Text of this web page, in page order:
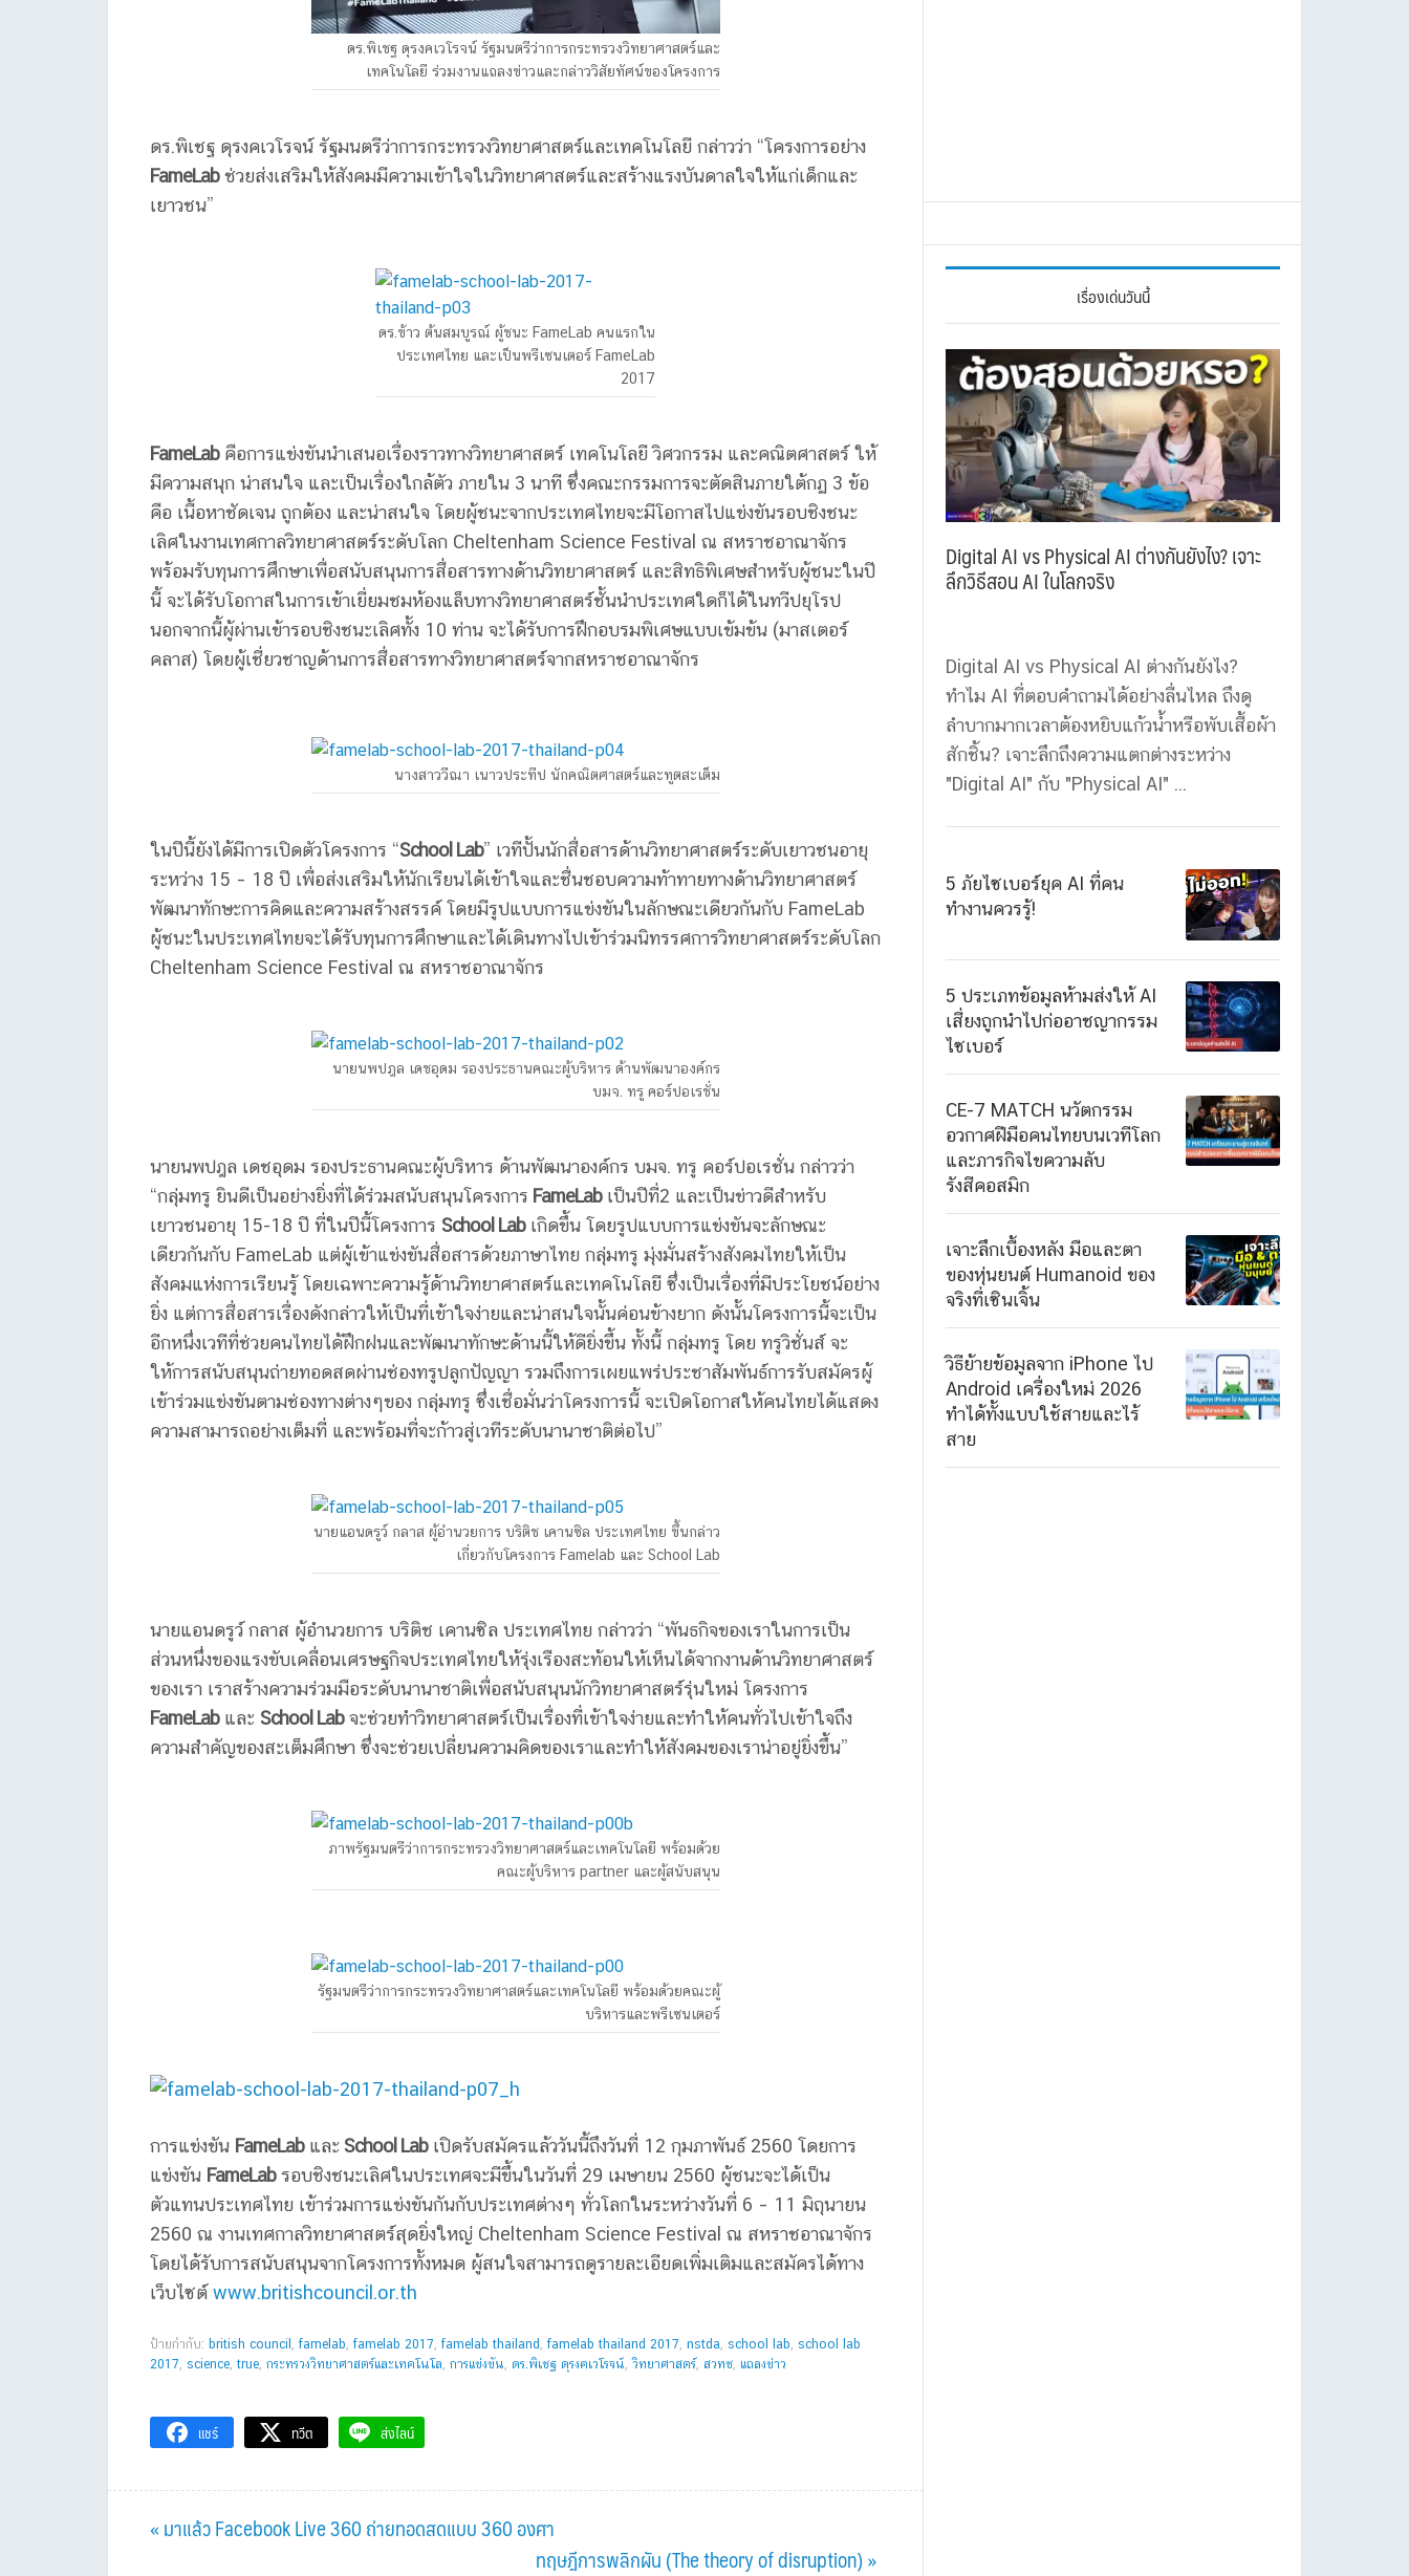
ดร.พิเชฐ ดุรงคเวโรจน์ รัฐมนตรีว่าการกระทรวงวิทยาศาสตร์และ
เทคโนโลยี ร่วมงานแถลงข่าวและกล่าววิสัยทัศน์ของโครงการ
ดร.พิเชฐ ดุรงคเวโรจน์ รัฐมนตรีว่าการกระทรวงวิทยาศาสตร์และเทคโนโลยี กล่าวว่า “โครงการอย่าง
FameLabช่วยส่งเสริมให้สังคมมีความเข้าใจในวิทยาศาสตร์และสร้างแรงบันดาลใจให้แก่เด็กและ
เยาวชน”
ดร.ข้าว ต้นสมบูรณ์ ผู้ชนะ FameLab คนแรกใน
ประเทศไทย และเป็นพรีเซนเตอร์ FameLab
2017
FameLabคือการแข่งขันนำเสนอเรื่องราวทางวิทยาศาสตร์ เทคโนโลยี วิศวกรรม และคณิตศาสตร์ ให้
มีความสนุก น่าสนใจ และเป็นเรื่องใกล้ตัว ภายใน 3 นาที ซึ่งคณะกรรมการจะตัดสินภายใต้กฏ 3 ข้อ
คือ เนื้อหาชัดเจน ถูกต้อง และน่าสนใจ โดยผู้ชนะจากประเทศไทยจะมีโอกาสไปแข่งขันรอบชิงชนะ
เลิศในงานเทศกาลวิทยาศาสตร์ระดับโลก Cheltenham Science Festival ณ สหราชอาณาจักร
พร้อมรับทุนการศึกษาเพื่อสนับสนุนการสื่อสารทางด้านวิทยาศาสตร์ และสิทธิพิเศษสำหรับผู้ชนะในปี
นี้ จะได้รับโอกาสในการเข้าเยี่ยมชมห้องแล็บทางวิทยาศาสตร์ชั้นนำประเทศใดก็ได้ในทวีปยุโรป
นอกจากนี้ผู้ผ่านเข้ารอบชิงชนะเลิศทั้ง 10 ท่าน จะได้รับการฝึกอบรมพิเศษแบบเข้มข้น (มาสเตอร์
คลาส) โดยผู้เชี่ยวชาญด้านการสื่อสารทางวิทยาศาสตร์จากสหราชอาณาจักร
นางสาววีณา เนาวประทีป นักคณิตศาสตร์และทูตสะเต็ม
ในปีนี้ยังได้มีการเปิดตัวโครงการ “School Lab” เวทีปั้นนักสื่อสารด้านวิทยาศาสตร์ระดับเยาวชนอายุ
ระหว่าง 15 – 18 ปี เพื่อส่งเสริมให้นักเรียนได้เข้าใจและชื่นชอบความท้าทายทางด้านวิทยาศาสตร์
พัฒนาทักษะการคิดและความสร้างสรรค์ โดยมีรูปแบบการแข่งขันในลักษณะเดียวกันกับ FameLab
ผู้ชนะในประเทศไทยจะได้รับทุนการศึกษาและได้เดินทางไปเข้าร่วมนิทรรศการวิทยาศาสตร์ระดับโลก
Cheltenham Science Festival ณ สหราชอาณาจักร
นายนพปฎล เดชอุดม รองประธานคณะผู้บริหาร ด้านพัฒนาองค์กร
บมจ. ทรู คอร์ปอเรชั่น
นายนพปฎล เดชอุดม รองประธานคณะผู้บริหาร ด้านพัฒนาองค์กร บมจ. ทรู คอร์ปอเรชั่น กล่าวว่า
“กลุ่มทรู ยินดีเป็นอย่างยิ่งที่ได้ร่วมสนับสนุนโครงการ FameLabเป็นปีที่2 และเป็นข่าวดีสำหรับ
เยาวชนอายุ 15-18 ปี ที่ในปีนี้โครงการ School Labเกิดขึ้น โดยรูปแบบการแข่งขันจะลักษณะ
เดียวกันกับ FameLab แต่ผู้เข้าแข่งขันสื่อสารด้วยภาษาไทย กลุ่มทรู มุ่งมั่นสร้างสังคมไทยให้เป็น
สังคมแห่งการเรียนรู้ โดยเฉพาะความรู้ด้านวิทยาศาสตร์และเทคโนโลยี ซึ่งเป็นเรื่องที่มีประโยชน์อย่าง
ยิ่ง แต่การสื่อสารเรื่องดังกล่าวให้เป็นที่เข้าใจง่ายและน่าสนใจนั้นค่อนข้างยาก ดังนั้นโครงการนี้จะเป็น
อีกหนึ่งเวทีที่ช่วยคนไทยได้ฝึกฝนและพัฒนาทักษะด้านนี้ให้ดียิ่งขึ้น ทั้งนี้ กลุ่มทรู โดย ทรูวิชั่นส์ จะ
ให้การสนับสนุนถ่ายทอดสดผ่านช่องทรูปลูกปัญญา รวมถึงการเผยแพร่ประชาสัมพันธ์การรับสมัครผู้
เข้าร่วมแข่งขันตามช่องทางต่างๆของ กลุ่มทรู ซึ่งเชื่อมั่นว่าโครงการนี้ จะเปิดโอกาสให้คนไทยได้แสดง
ความสามารถอย่างเต็มที่ และพร้อมที่จะก้าวสู่เวทีระดับนานาชาติต่อไป”
นายแอนดรูว์ กลาส ผู้อำนวยการ บริติช เคานซิล ประเทศไทย ขึ้นกล่าว
เกี่ยวกับโครงการ Famelab และ School Lab
นายแอนดรูว์ กลาส ผู้อำนวยการ บริติช เคานซิล ประเทศไทย กล่าวว่า “พันธกิจของเราในการเป็น
ส่วนหนึ่งของแรงขับเคลื่อนเศรษฐกิจประเทศไทยให้รุ่งเรืองสะท้อนให้เห็นได้จากงานด้านวิทยาศาสตร์
ของเรา เราสร้างความร่วมมือระดับนานาชาติเพื่อสนับสนุนนักวิทยาศาสตร์รุ่นใหม่ โครงการ
FameLabและ School Labจะช่วยทำวิทยาศาสตร์เป็นเรื่องที่เข้าใจง่ายและทำให้คนทั่วไปเข้าใจถึง
ความสำคัญของสะเต็มศึกษา ซึ่งจะช่วยเปลี่ยนความคิดของเราและทำให้สังคมของเราน่าอยู่ยิ่งขึ้น”
ภาพรัฐมนตรีว่าการกระทรวงวิทยาศาสตร์และเทคโนโลยี พร้อมด้วย
คณะผู้บริหาร partner และผู้สนับสนุน
รัฐมนตรีว่าการกระทรวงวิทยาศาสตร์และเทคโนโลยี พร้อมด้วยคณะผู้
บริหารและพรีเซนเตอร์
การแข่งขัน FameLabและSchool Labเปิดรับสมัครแล้ววันนี้ถึงวันที่ 12 กุมภาพันธ์ 2560 โดยการ
แข่งขัน FameLabรอบชิงชนะเลิศในประเทศจะมีขึ้นในวันที่ 29 เมษายน 2560 ผู้ชนะจะได้เป็น
ตัวแทนประเทศไทย เข้าร่วมการแข่งขันกันกับประเทศต่างๆ ทั่วโลกในระหว่างวันที่ 6 – 11 มิถุนายน
2560 ณ งานเทศกาลวิทยาศาสตร์สุดยิ่งใหญ่ Cheltenham Science Festival ณ สหราชอาณาจักร
โดยได้รับการสนับสนุนจากโครงการทั้งหมด ผู้สนใจสามารถดูรายละเอียดเพิ่มเติมและสมัครได้ทาง
เว็บไซต์www.britishcouncil.or.th
ป้ายกำกับ: british council ,famelab,famelab 2017,famelab thailand ,famelab thailand 2017, nstda, school lab, school lab
2017, science,true, กระทรวงวิทยาศาสตร์และเทคโนโล, การแข่งขัน, ดร.พิเชฐ ดุรงคเวโรจน์,วิทยาศาสตร์, สวทช, แถลงข่าว
แชร์ ทวีต ส่งไลน์
Previous
« มาแล้ว Facebook Live 360 ถ่ายทอดสดแบบ 360 องศา
Next
ทฤษฎีการพลิกผัน (The theory of disruption) »
เรื่องเด่นวันนี้
Digital AI vs Physical AI ต่างกันยังไง? เจาะ
ลึกวิธีสอน AI ในโลกจริง
Digital AI vs Physical AI ต่างกันยังไง?
ทำไม AI ที่ตอบคำถามได้อย่างลื่นไหล ถึงดู
ลำบากมากเวลาต้องหยิบแก้วน้ำหรือพับเสื้อผ้า
สักชิ้น? เจาะลึกถึงความแตกต่างระหว่าง
"Digital AI" กับ "Physical AI" ...
5 ภัยไซเบอร์ยุค AI ที่คน
ทำงานควรรู้!
5 ประเภทข้อมูลห้ามส่งให้ AI
เสี่ยงถูกนำไปก่ออาชญากรรม
ไซเบอร์
CE-7 MATCH นวัตกรรม
อวกาศฝีมือคนไทยบนเวทีโลก
และภารกิจไขความลับ
รังสีคอสมิก
เจาะลึกเบื้องหลัง มือและตา
ของหุ่นยนต์ Humanoid ของ
จริงที่เซินเจิ้น
วิธีย้ายข้อมูลจาก iPhone ไป
Android เครื่องใหม่ 2026
ทำได้ทั้งแบบใช้สายและไร้
สาย